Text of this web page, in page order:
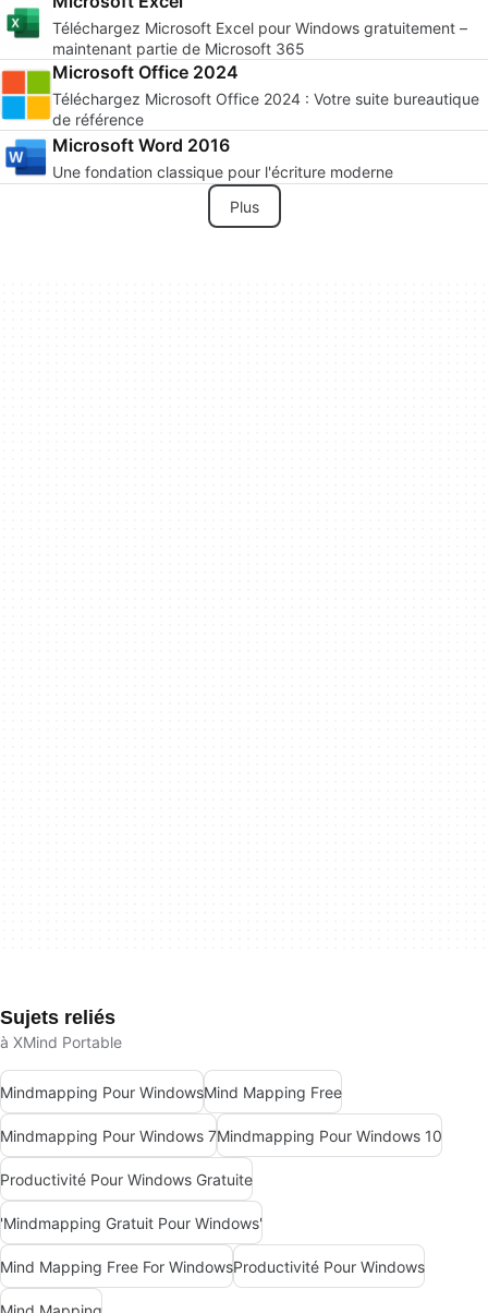
Téléchargez Microsoft Excel pour Windows gratuitement –
maintenant partie de Microsoft 365
Microsoft Office 2024
Téléchargez Microsoft Office 2024 : Votre suite bureautique
de référence
Microsoft Word 2016
Une fondation classique pour l'écriture moderne
Plus
Sujets reliés
à XMind Portable
Mindmapping Pour WindowsMind Mapping Free
Mindmapping Pour Windows 7Mindmapping Pour Windows 10
Productivité Pour Windows Gratuite
'Mindmapping Gratuit Pour Windows'
Mind Mapping Free For WindowsProductivité Pour Windows